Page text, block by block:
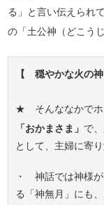
る」と言い伝えられ
の「土公神（どこう
【 穏やかな火の
★ そんななかでホ
「おかまさま」 で
として、主婦に寄
・ 神話では神様
る「神無月」にも、